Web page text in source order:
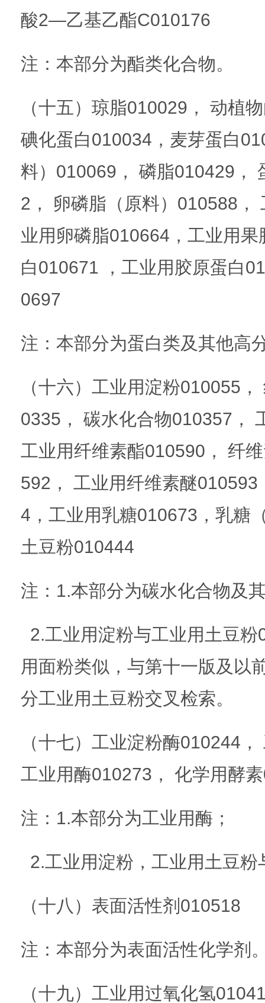
酸2—乙基乙酯C010176
注：本部分为酯类化合物。
（十五）琼脂010029， 动植
碘化蛋白010034，麦芽蛋白
料）010069， 磷脂010429，
2， 卵磷脂（原料）010588，
业用卵磷脂010664，工业用
白010671 ，工业用胶原蛋白
0697
注：本部分为蛋白类及其他高
（十六）工业用淀粉010055
0335， 碳水化合物010357，
工业用纤维素酯010590， 纤
592， 工业用纤维素醚
4，工业用乳糖010673，乳糖
土豆粉010444
注：1.本部分为碳水化合物及
2.工业用淀粉与工业用土豆
用面粉类似，与第十一版及以
分工业用土豆粉交叉检索。
（十七）工业淀粉酶010244
工业用酶010273， 化学用酵
注：1.本部分为工业用酶；
2.工业用淀粉，工业用土豆
（十八）表面活性剂010518
注：本部分为表面活性化学剂
（十九）工业用过氧化氢